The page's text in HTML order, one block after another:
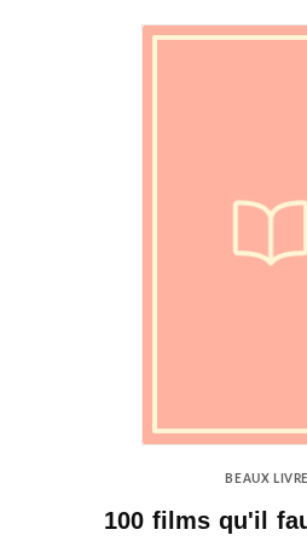
BEAUX
100 films qu'il